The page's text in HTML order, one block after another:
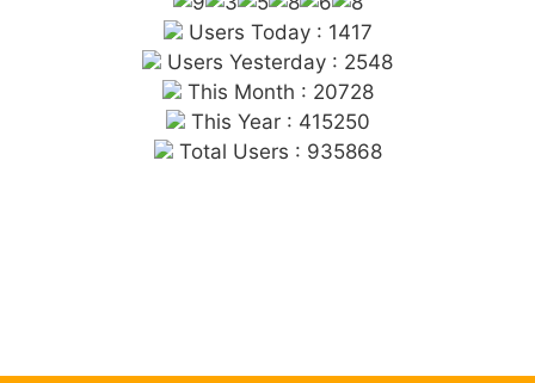
Users Today : 1417
Users Yesterday : 2548
This Month : 20728
This Year : 415250
Total Users : 935868